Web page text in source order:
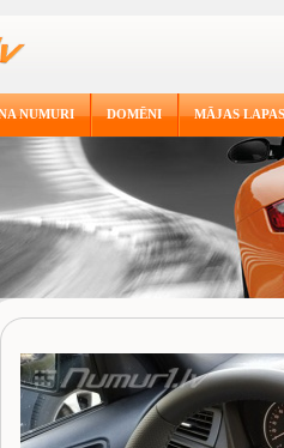
NUMURI DOMĒNI MĀJAS LAPAS